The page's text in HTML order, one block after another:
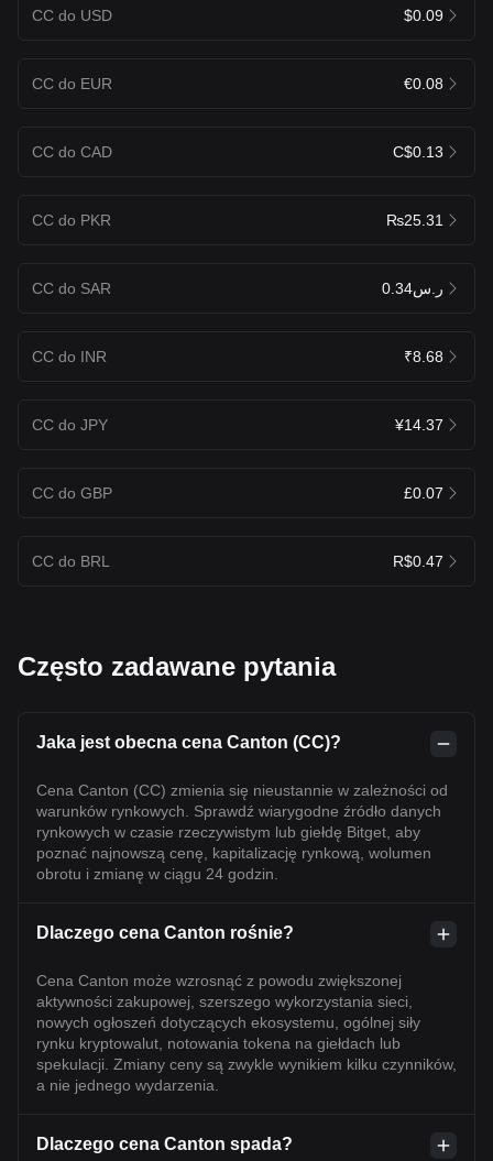
CC do USD $0.09
CC do EUR €0.08
CC do CAD C$0.13
CC do PKR ₨25.31
CC do SAR ر.س0.34
CC do INR ₹8.68
CC do JPY ¥14.37
CC do GBP £0.07
CC do BRL R$0.47
Często zadawane pytania
Jaka jest obecna cena Canton (CC)?
Cena Canton (CC) zmienia się nieustannie w zależności od
warunków rynkowych. Sprawdź wiarygodne źródło danych
rynkowych w czasie rzeczywistym lub giełdę Bitget, aby
poznać najnowszą cenę, kapitalizację rynkową, wolumen
obrotu i zmianę w ciągu 24 godzin.
Dlaczego cena Canton rośnie?
Cena Canton może wzrosnąć z powodu zwiększonej
aktywności zakupowej, szerszego wykorzystania sieci,
nowych ogłoszeń dotyczących ekosystemu, ogólnej siły
rynku kryptowalut, notowania tokena na giełdach lub
spekulacji. Zmiany ceny są zwykle wynikiem kilku czynników,
a nie jednego wydarzenia.
Dlaczego cena Canton spada?